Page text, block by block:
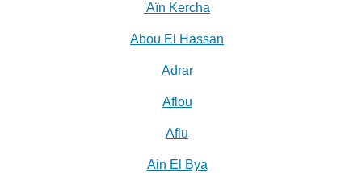
'Aïn Kercha
Abou El Hassan
Adrar
Aflou
Aflu
Ain El Bya